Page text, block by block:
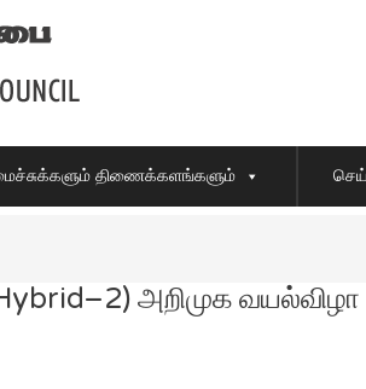
திணைக்களங்களும்
அறிமுக வயல்விழா